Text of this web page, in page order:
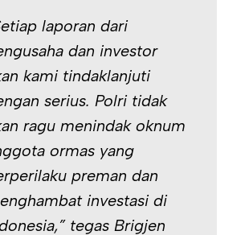
laporan dari
dan investor
kami tindaklanjuti
serius. Polri tidak
ragu menindak oknum
ormas yang
preman dan
investasi di
tegas Brigjen